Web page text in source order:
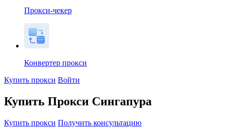
Прокси-чекер
Конвертер прокси
Купить прокси Войти
Купить Прокси Сингапура
Купить прокси Получить консультацию